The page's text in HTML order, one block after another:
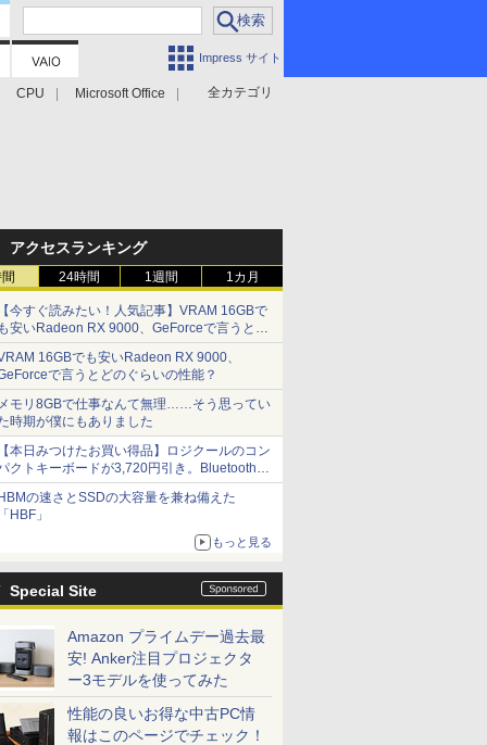
Impress サイト
全カテゴリ
CPU Microsoft Office
アクセスランキング
24時間 1週間 1カ月
今すぐ読みたい！人気記事】VRAM 16GBで
安いRadeon RX 9000、GeForceで言うとど
ぐらいの性能？ - PC Watch
16GBでも安いRadeon RX 9000、
で言うとどのぐらいの性能？
モリ8GBで仕事なんて無理……そう思ってい
時期が僕にもありました
本日みつけたお買い得品】ロジクールのコン
クトキーボードが3,720円引き。Bluetoothで3
接続対応
の速さとSSDの大容量を兼ね備えた
HBF」
もっと見る
Special Site
Amazon プライムデー過去最
安! Anker注目プロジェクタ
ー3モデルを使ってみた
性能の良いお得な中古PC情
報はこのページでチェック！